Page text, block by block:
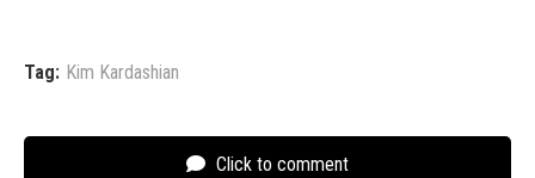
Tag: Kim Kardashian
Click to comment